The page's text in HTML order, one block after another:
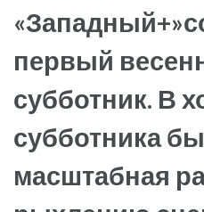
первый
субботник. В
субботника
масштабная